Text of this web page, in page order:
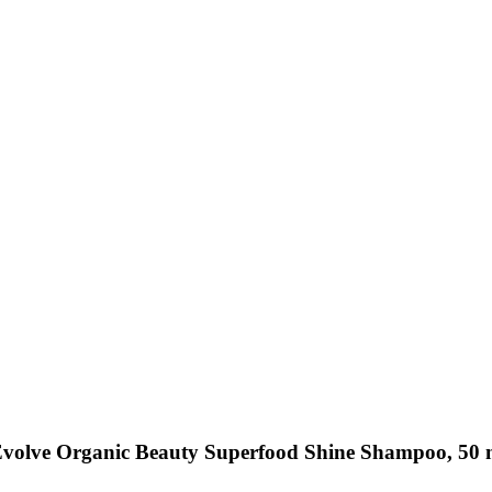
Organic Beauty Superfood Shine Shampoo, 50